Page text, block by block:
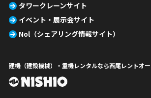
タワークレーンサイト
イベント・展示会サイト
Nol（シェアリング情報サイト）
建機（建設機械）・重機レンタルなら西尾レントオ